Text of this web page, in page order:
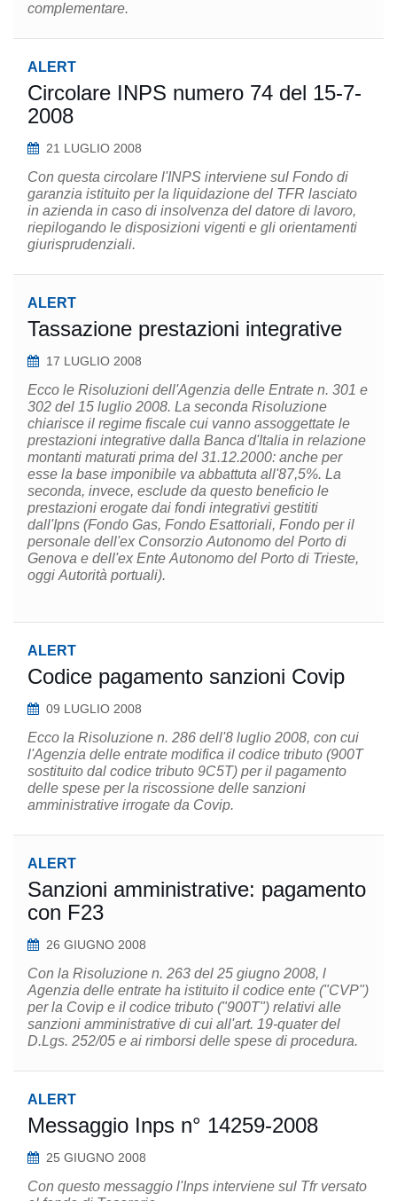
complementare.
ALERT
Circolare INPS numero 74 del 15-7-
2008
21 LUGLIO 2008
Con questa circolare l'INPS interviene sul Fondo di
garanzia istituito per la liquidazione del TFR lasciato
in azienda in caso di insolvenza del datore di lavoro,
riepilogando le disposizioni vigenti e gli orientamenti
giurisprudenziali.
ALERT
Tassazione prestazioni integrative
17 LUGLIO 2008
Ecco le Risoluzioni dell'Agenzia delle Entrate n. 301 e
302 del 15 luglio 2008. La seconda Risoluzione
chiarisce il regime fiscale cui vanno assoggettate le
prestazioni integrative dalla Banca d'Italia in relazione
montanti maturati prima del 31.12.2000: anche per
esse la base imponibile va abbattuta all'87,5%. La
seconda, invece, esclude da questo beneficio le
prestazioni erogate dai fondi integrativi gestititi
dall'Ipns (Fondo Gas, Fondo Esattoriali, Fondo per il
personale dell'ex Consorzio Autonomo del Porto di
Genova e dell'ex Ente Autonomo del Porto di Trieste,
oggi Autorità portuali).
ALERT
Codice pagamento sanzioni Covip
09 LUGLIO 2008
Ecco la Risoluzione n. 286 dell'8 luglio 2008, con cui
l'Agenzia delle entrate modifica il codice tributo (900T
sostituito dal codice tributo 9C5T) per il pagamento
delle spese per la riscossione delle sanzioni
amministrative irrogate da Covip.
ALERT
Sanzioni amministrative: pagamento
con F23
26 GIUGNO 2008
Con la Risoluzione n. 263 del 25 giugno 2008, l
Agenzia delle entrate ha istituito il codice ente ("CVP")
per la Covip e il codice tributo ("900T") relativi alle
sanzioni amministrative di cui all'art. 19-quater del
D.Lgs. 252/05 e ai rimborsi delle spese di procedura.
ALERT
Messaggio Inps n° 14259-2008
25 GIUGNO 2008
Con questo messaggio l'Inps interviene sul Tfr versato